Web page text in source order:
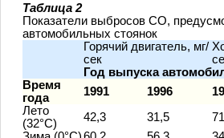
Таблица 2
Показатели выбросов СО,
автомобильных стоянок
Горячий двигатель, мг/
сек
Год выпуска
Время
года
1991 1996
Лето
(32°С)
42,3 31,5